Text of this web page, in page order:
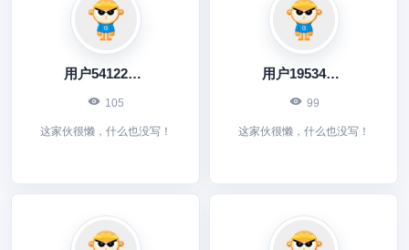
用户541226345
105
这家伙很懒，什么也没写！
用户195347094
99
这家伙很懒，什么也没写！